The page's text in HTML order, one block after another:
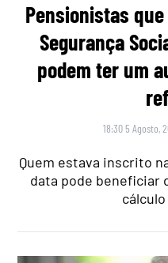
Pensionistas
Segurança
podem ter um
18:30 5 Agosto,
Quem estava inscrito
data pode beneficiar